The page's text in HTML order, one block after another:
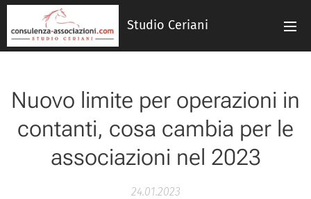
Studio Ceriani
Nuovo limite per operazioni in
contanti, cosa cambia per le
associazioni nel 2023
24.01.2023